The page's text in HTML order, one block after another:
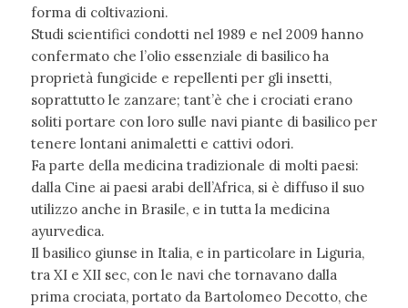
forma di coltivazioni.
Studi scientifici condotti nel 1989 e nel 2009 hanno
confermato che l’olio essenziale di basilico ha
proprietà fungicide e repellenti per gli insetti,
soprattutto le zanzare; tant’è che i crociati erano
soliti portare con loro sulle navi piante di basilico per
tenere lontani animaletti e cattivi odori.
Fa parte della medicina tradizionale di molti paesi:
dalla Cine ai paesi arabi dell’Africa, si è diffuso il suo
utilizzo anche in Brasile, e in tutta la medicina
ayurvedica.
Il basilico giunse in Italia, e in particolare in Liguria,
tra XI e XII sec, con le navi che tornavano dalla
prima crociata, portato da Bartolomeo Decotto, che